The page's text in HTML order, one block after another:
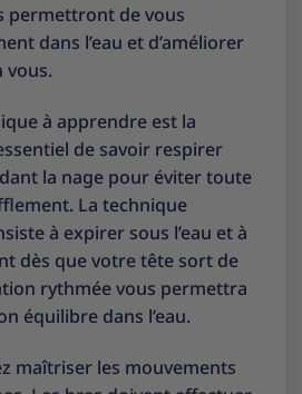
permettront de vous
dans l’eau et d’améliorer
vous.
à apprendre est la
de savoir respirer
la nage pour éviter toute
La technique
à expirer sous l’eau et à
dès que votre tête sort de
rythmée vous permettra
équilibre dans l’eau.
maîtriser les mouvements